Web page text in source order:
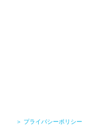
＞ プライバシーポリシー